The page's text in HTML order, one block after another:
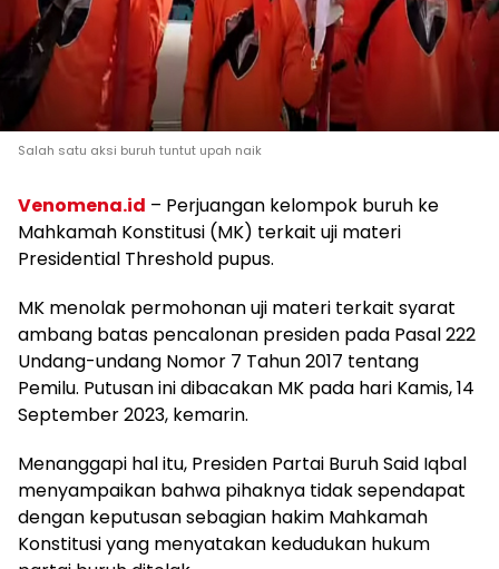
Salah satu aksi buruh tuntut upah naik
Venomena.id – Perjuangan kelompok buruh ke
Mahkamah Konstitusi (MK) terkait uji materi
Presidential Threshold pupus.
MK menolak permohonan uji materi terkait syarat
ambang batas pencalonan presiden pada Pasal 222
Undang-undang Nomor 7 Tahun 2017 tentang
Pemilu. Putusan ini dibacakan MK pada hari Kamis, 14
September 2023, kemarin.
Menanggapi hal itu, Presiden Partai Buruh Said Iqbal
menyampaikan bahwa pihaknya tidak sependapat
dengan keputusan sebagian hakim Mahkamah
Konstitusi yang menyatakan kedudukan hukum